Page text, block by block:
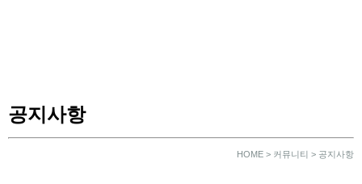
공지사항
HOME > 커뮤니티 > 공지사항